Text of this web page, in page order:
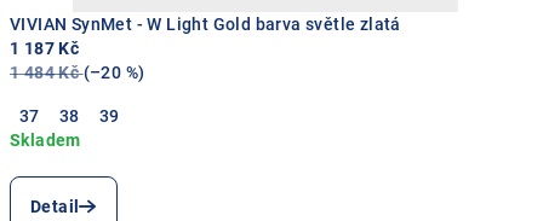
D
o
p
ř
e
VIVIAN SynMet - W Light Gold barva světle zlatá
1 187 Kč
1 484 Kč (–20 %)
37 38 39
Detail